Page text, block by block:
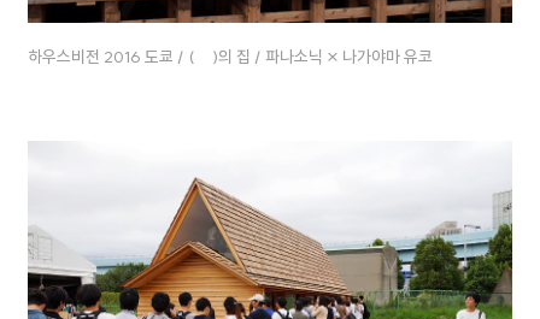
하우스비전 2016 도쿄 / ( )의 집 / 파나소닉 × 나가야마 유코